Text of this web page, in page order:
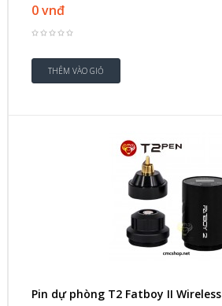
0 vnđ
Pin dự phòng T2 Fatboy II Wireless